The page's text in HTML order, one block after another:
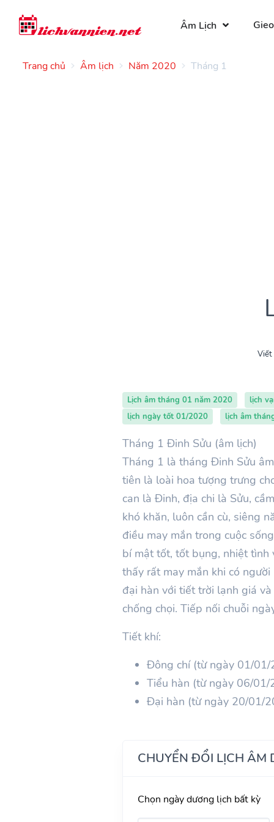
Âm Lịch
Trang chủ Âm lịch Năm 2020 Tháng 1
Lịch âm tháng 01 năm 2020
lịch
lịch ngày tốt 01/2020
lịch âm
Tháng 1 Đinh Sửu (âm lịch)
Tháng 1 là tháng Đinh Sửu
tiên là loài hoa tượng trưng
can là Đinh, địa chi là Sửu,
khó khăn, luôn cần cù, siêng
điều may mắn trong cuộc
bí mật tốt, tốt bụng, nhiệt tình
thấy rất may mắn khi có
đại hàn với tiết trời lạnh giá
chống chọi. Tiếp nối chuỗi
Tiết khí:
Đông chí (từ ngày 01/
Tiểu hàn (từ ngày 06/
Đại hàn (từ ngày 20/01/
CHUYỂN ĐỔI LỊCH
Chọn ngày dương lịch bất kỳ